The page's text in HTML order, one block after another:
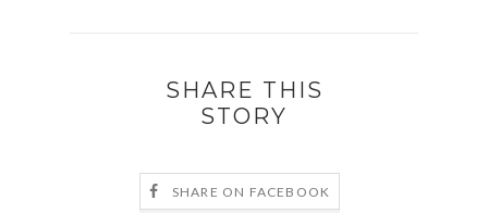
SHARE THIS
STORY
SHARE ON FACEBOOK